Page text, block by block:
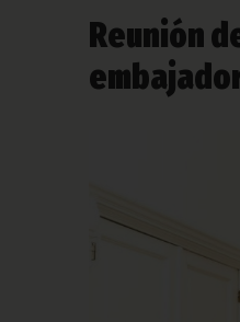
Reunión